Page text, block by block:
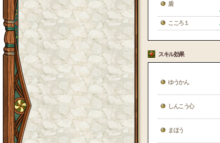
盾
こころ１
スキル効果
ゆうかん
しんこう心
まほう